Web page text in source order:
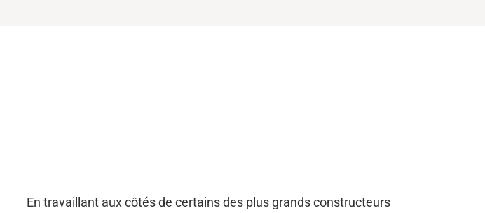
En travaillant aux côtés de certains des plus grands constructeurs